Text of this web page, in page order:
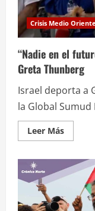
Crisis Medio Oriente
“Nadie en el
Greta Thunberg
Israel deporta a
la Global Sumud
Leer MásLeer
más
“Nadie
en
el
futuro
podrá
decir